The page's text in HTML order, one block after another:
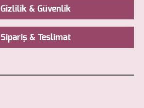
Gizlilik & Güvenlik
Sipariş & Teslimat